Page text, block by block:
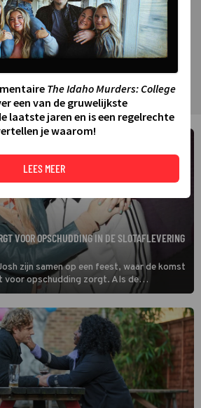
VOOR OPSCHUDDING IN DE SLOTAFLEVERING
zijn samen op een feest, waar de komst
voor opschudding zorgt. Als de
heeft het viertal in deze slotaflevering
bespreken.
The Idaho Murders: College
een van de gruwelijkste
laatste jaren en is een regelrechte
je waarom!
LEES MEER